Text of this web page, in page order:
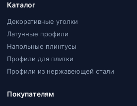
Каталог
Декоративные уголки
Латунные профили
Напольные плинтусы
Профили для плитки
Профили из нержавеющей стали
Покупателям